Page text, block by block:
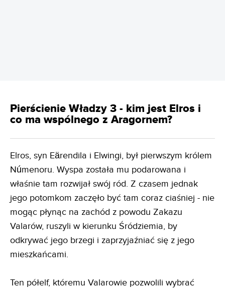
Pierścienie Władzy 3 - kim jest Elros i
co ma wspólnego z Aragornem?
Elros, syn Eärendila i Elwingi, był pierwszym królem
Númenoru. Wyspa została mu podarowana i
właśnie tam rozwijał swój ród. Z czasem jednak
jego potomkom zaczęło być tam coraz ciaśniej - nie
mogąc płynąc na zachód z powodu Zakazu
Valarów, ruszyli w kierunku Śródziemia, by
odkrywać jego brzegi i zaprzyjaźniać się z jego
mieszkańcami.
Ten półelf, któremu Valarowie pozwolili wybrać